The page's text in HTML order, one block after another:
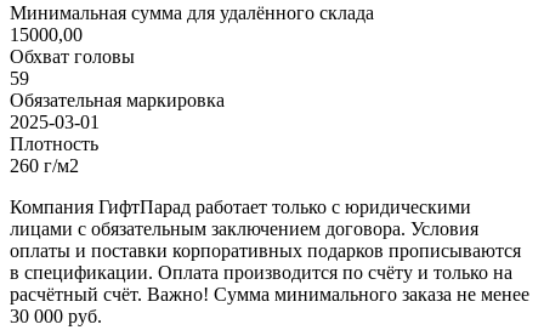
Минимальная сумма для удалённого склада
15000,00
Обхват головы
59
Обязательная маркировка
2025-03-01
Плотность
260 г/м2
Компания ГифтПарад работает только с юридическими
лицами с обязательным заключением договора. Условия
оплаты и поставки корпоративных подарков прописываются
в спецификации. Оплата производится по счёту и только на
расчётный счёт. Важно! Сумма минимального заказа не менее
30 000 руб.